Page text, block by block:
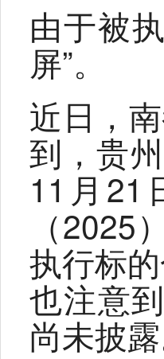
由于被
屏”。
近日，
到，贵
11月21
（
执行标
也注意
尚未披露